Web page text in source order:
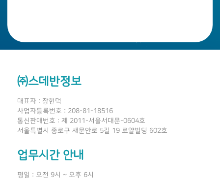
㈜스데반정보
대표자 : 장현덕
사업자등록번호 : 208-81-18516
통신판매번호 : 제 2011-서울서대문-0604호
서울특별시 종로구 새문안로 5길 19 로얄빌딩 602호
업무시간 안내
평일 : 오전 9시 ~ 오후 6시